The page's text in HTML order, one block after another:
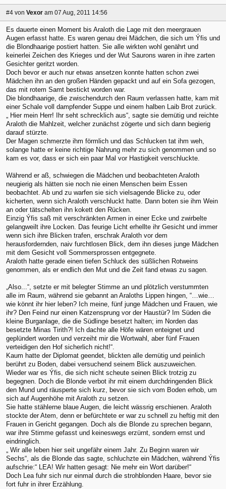
#4 von Vexor am 07 Aug, 2011 14:56
Es dauerte einen Moment bis Araloth die Lage mit den meergrauen
Augen erfasst hatte. Es waren genau drei Mädchen, die sich um Ýfis und
die Blondhaarige postiert hatten. Sie alle wirkten wohl genährt und
keinerlei Zeichen des Krieges und der Wut Saurons waren in ihre zarten
Gesichter geritzt worden.
Doch bevor er auch nur etwas ansetzen konnte hatten schon zwei
Mädchen ihn an den großen Händen gepackt und auf ein Sofa gezogen,
das mit rotem Samt bestickt worden war.
Die blondhaarige, die zwischendurch den Raum verlassen hatte, kam mit
einer Schale voll dampfender Suppe und einem halben Laib Brot zurück.
„ Hier mein Herr! Ihr seht schrecklich aus“, sagte sie demütig und reichte
Araloth die Mahlzeit, welcher zunächst zögerte und sich dann begierig
darauf stürzte.
Der Magen schmerzte ihm förmlich und das Schlucken tat ihm weh,
solange hatte er keine richtige Nahrung mehr zu sich genommen und so
kam es vor, dass er sich ein paar Mal vor Hastigkeit verschluckte.
Während er aß, schwiegen die Mädchen und beobachteten Araloth
neugierig als hätten sie noch nie einen Menschen beim Essen
beobachtet. Ab und zu warfen sie sich vielsagende Blicke zu, oder
kicherten, wenn sich Araloth verschluckt hatte. Dann boten sie ihm Wein
an oder tätschelten ihn kokett den Rücken.
Einzig Ýfis saß mit verschränkten Armen in einer Ecke und zwirbelte
gelangweilt ihre Locken. Das feurige Licht erhellte ihr Gesicht und immer
wenn sich ihre Blicken trafen, erschrak Araloth vor dem
herausfordernden, naiv furchtlosen Blick, dem ihn dieses junge Mädchen
mit dem Gesicht voll Sommersprossen entgegnete.
Araloth hatte gerade einen tiefen Schluck des süßlichen Rotweins
genommen, als er endlich den Mut und die Zeit fand etwas zu sagen.
„Also...“, setzte er mit belegter Stimme an und plötzlich verstummten
alle im Raum, während sie gebannt an Araloths Lippen hingen, “…wie…
wie könnt ihr hier leben? Ich meine, fünf junge Mädchen und Frauen, wie
ihr? Den Feind nur einen Katzensprung vor der Haustür? Im Süden die
kleine Burganlage, die die Südlinge besetzt halten; im Norden das
besetzte Minas Tirith?! Ich dachte alle Höfe wären enteignet und
geplündert worden und verzeiht mir die Wortwahl, aber fünf Frauen
verteidigen den Hof sicherlich nicht!“.
Kaum hatte der Diplomat geendet, blickten alle demütig und peinlich
berührt zu Boden, dabei versuchend seinem Blick auszuweichen.
Wieder war es Ýfis, die sich nicht scheute seinen Blick trotzig zu
begegnen. Doch die Blonde verbot ihr mit einem durchdringenden Blick
den Mund und räusperte sich kurz, bevor sie sich vom Boden erhob, um
sich auf Augenhöhe mit Araloth zu setzen.
Sie hatte stählerne blaue Augen, die leicht wässrig erschienen. Araloth
stockte der Atem, denn er befürchtete er war zu schnell zu heftig mit den
Frauen in Gericht gegangen. Doch als die Blonde zu sprechen begann,
war ihre Stimme gefasst und keineswegs erzürnt, sondern ernst und
eindringlich.
„ Wir alle leben hier seit ungefähr einem Jahr. Zu Beginn waren wir
Sechs“, als die Blonde das sagte, schluchzte ein Mädchen, während Ýfis
aufschrie:“ LEA! Wir hatten gesagt: Nie mehr ein Wort darüber!“
Doch Lea fuhr sich nur einmal durch die strohblonden Haare, bevor sie
fort fuhr in ihrer Erzählung.